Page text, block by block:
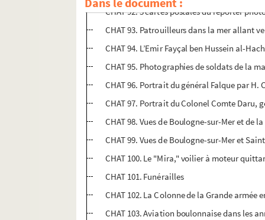
CHAT 92. 5 cartes postales du reporter
CHAT 93. Patrouilleurs dans la mer allant
CHAT 94. L’Emir Fayçal ben Hussein al-
CHAT 95. Photographies de soldats de la
CHAT 96. Portrait du général Falque par H.
CHAT 97. Portrait du Colonel Comte Daru,
CHAT 98. Vues de Boulogne-sur-Mer et de
CHAT 99. Vues de Boulogne-sur-Mer et
CHAT 100. Le "Mira," voilier à moteur
CHAT 101. Funérailles
CHAT 102. La Colonne de la Grande armée
CHAT 103. Aviation boulonnaise dans les